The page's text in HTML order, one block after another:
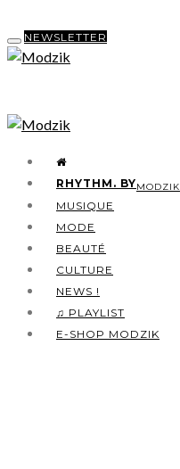
NEWSLETTER
RHYTHM. BYMODZIK
MUSIQUE
MODE
BEAUTÉ
CULTURE
NEWS !
♫ PLAYLIST
E-SHOP MODZIK